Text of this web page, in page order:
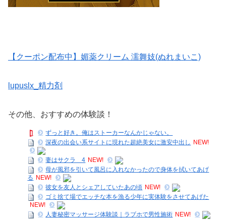
【クーポン配布中】媚薬クリーム 濡舞妓(ぬれまいこ)
lupuslx_精力剤
その他、おすすめの体験談！
ずっと好き。俺はストーカーなんかじゃない。
深夜の出会い系サイトに現れた超絶美女に激安中出し
NEW!
妻はサクラ 4 NEW!
母が風邪を引いて風呂に入れなかったので身体を拭いてあげ
る NEW!
彼女を友人とシェアしていたあの頃 NEW!
ゴミ捨て場でエッチな本を漁る少年に実体験をさせてあげた
NEW!
人妻秘密マッサージ体験談｜ラブホで男性施術 NEW!